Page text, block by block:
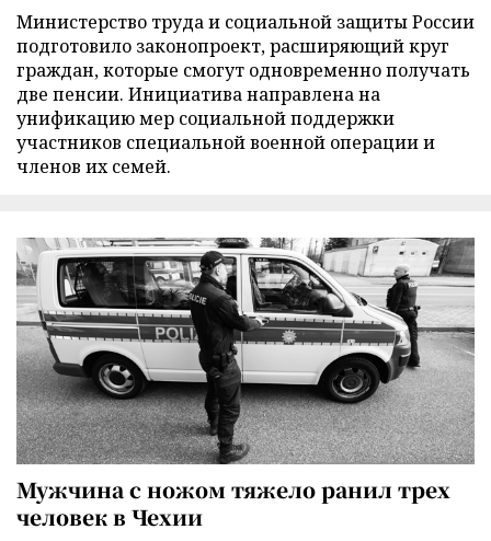
Министерство труда и социальной защиты России
подготовило законопроект, расширяющий круг
граждан, которые смогут одновременно получать
две пенсии. Инициатива направлена на
унификацию мер социальной поддержки
участников специальной военной операции и
членов их семей.
Мужчина с ножом тяжело ранил трех
человек в Чехии